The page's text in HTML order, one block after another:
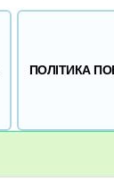
ПОЛІТИКА